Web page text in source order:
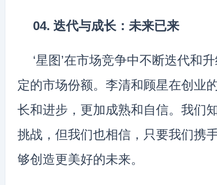
04. 迭代与成长：未来已来
‘星图’在市场竞争中不断迭代和
定的市场份额。李清和顾星在创业
长和进步，更加成熟和自信。我们
挑战，但我们也相信，只要我们携
够创造更美好的未来。